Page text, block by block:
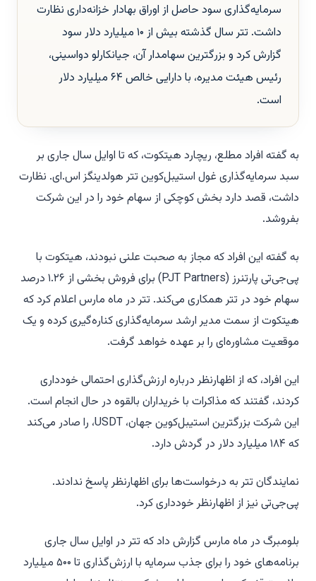
سرمایه‌گذاری سود حاصل از اوراق بهادار خزانه‌داری نظارت
داشت. تتر سال گذشته بیش از ۱۰ میلیارد دلار سود
گزارش کرد و بزرگترین سهامدار آن، جیانکارلو دواسینی،
رئیس هیئت مدیره، با دارایی خالص ۶۴ میلیارد دلار
است.
به گفته افراد مطلع، ریچارد هیتکوت، که تا اوایل سال جاری بر
سبد سرمایه‌گذاری غول استیبل‌کوین تتر هولدینگز اس.ای. نظارت
داشت، قصد دارد بخش کوچکی از سهام خود را در این شرکت
بفروشد.
به گفته این افراد که مجاز به صحبت علنی نبودند، هیتکوت با
پی‌جی‌تی پارتنرز (PJT Partners) برای فروش بخشی از ۱.۲۶ درصد
سهام خود در تتر همکاری می‌کند. تتر در ماه مارس اعلام کرد که
هیتکوت از سمت مدیر ارشد سرمایه‌گذاری کناره‌گیری کرده و یک
موقعیت مشاوره‌ای را بر عهده خواهد گرفت.
این افراد، که از اظهارنظر درباره ارزش‌گذاری احتمالی خودداری
کردند، گفتند که مذاکرات با خریداران بالقوه در حال انجام است.
این شرکت بزرگترین استیبل‌کوین جهان، USDT، را صادر می‌کند
که ۱۸۴ میلیارد دلار در گردش دارد.
نمایندگان تتر به درخواست‌ها برای اظهارنظر پاسخ ندادند.
پی‌جی‌تی نیز از اظهارنظر خودداری کرد.
بلومبرگ در ماه مارس گزارش داد که تتر در اوایل سال جاری
برنامه‌های خود را برای جذب سرمایه با ارزش‌گذاری تا ۵۰۰ میلیارد